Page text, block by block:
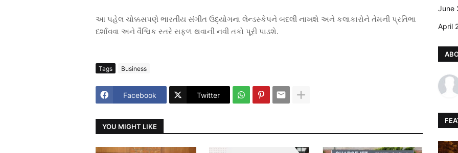
આ પહેલ ચોક્કસપણે ભારતીય સંગીત ઉદ્યોગના લેન્ડસ્કેપને બદલી નાખશે અને કલાકારોને તેમની પ્રતિભા
દર્શાવવા અને વૈશ્વિક સ્તરે સફળ થવાની નવી તકો પૂરી પાડશે.
Tags Business
Facebook Twitter
YOU MIGHT LIKE
June
April